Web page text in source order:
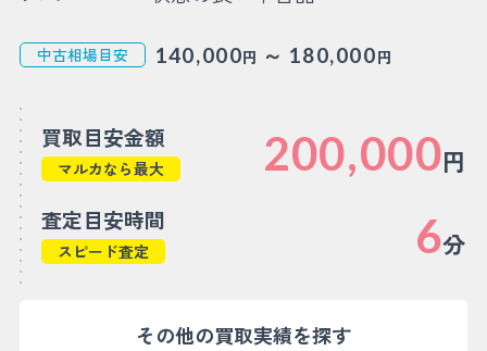
中古相場目安 140,000円 ～ 180,000円
買取目安金額
マルカなら最大 200,000円
査定目安時間
スピード査定 6分
その他の買取実績を探す